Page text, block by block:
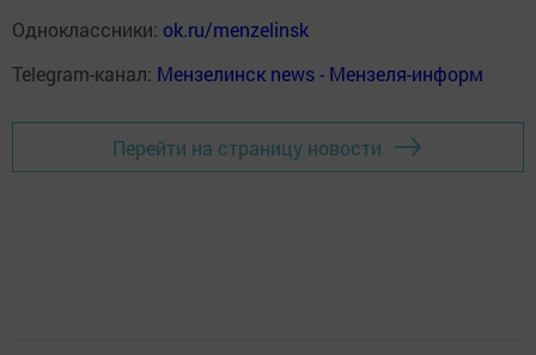
Одноклассники: ok.ru/menzelinsk
Telegram-канал: Мензелинск news - Мензеля-информ
Перейти на страницу новости